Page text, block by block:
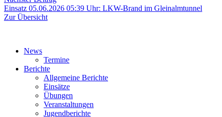
Beitrag:
Einsatz 05.06.2026 05:39 Uhr: LKW-Brand im Gleinalmtunnel
Zur Übersicht
News
Termine
Berichte
Allgemeine Berichte
Einsätze
Übungen
Veranstaltungen
Jugendberichte